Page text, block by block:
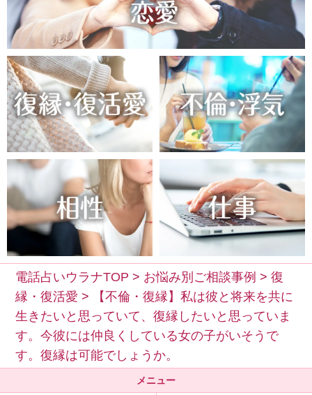
電話占いウラナTOP > お悩み別ご相談事例 >復
縁・復活愛 >
【不倫・復縁】私は彼と将来を共に
生きたいと思っていて、復縁したいと思っていま
す。今彼には仲良くしている女の子がいそうで
す。復縁は可能でしょうか。
メニュー